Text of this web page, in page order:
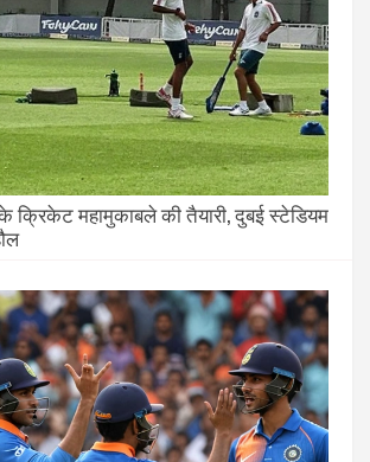
क्रिकेट महामुकाबले की तैयारी, दुबई स्टेडियम